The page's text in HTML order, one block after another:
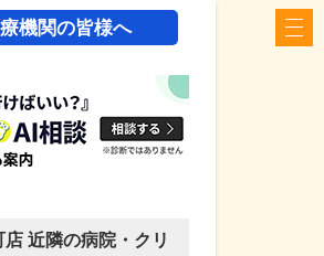
機関の皆様へ
店 近隣の病院・クリ